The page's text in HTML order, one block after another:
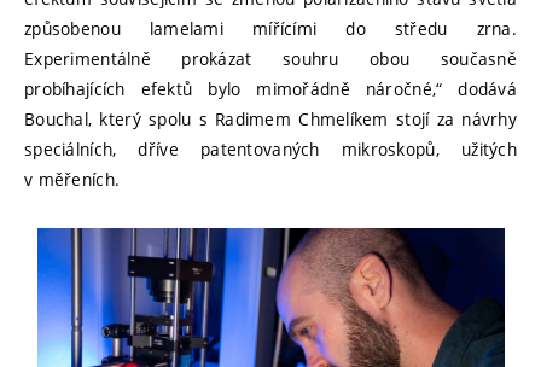
způsobenou lamelami mířícími do středu zrna.
Experimentálně prokázat souhru obou současně
probíhajících efektů bylo mimořádně náročné,“ dodává
Bouchal, který spolu s Radimem Chmelíkem stojí za návrhy
speciálních, dříve patentovaných mikroskopů, užitých
v měřeních.